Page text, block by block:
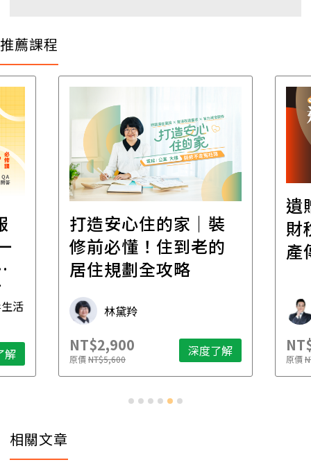
推薦課程
活
解
打造安心住的家｜裝
修前必懂！住到老的
居住規劃全攻略
林黛羚
NT$2,900
原價NT$5,600 深度了解
遺
財
產
原價
相關文章